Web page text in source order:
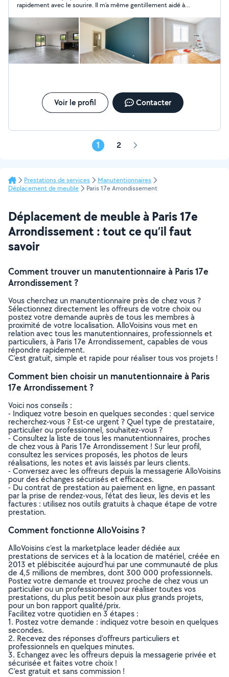
rapidement avec le sourire. Il m’a même gentillement aidé à
Voir le profil Contacter
1 2 Page
Prestations de services
Manutentionnaires
Déplacement de meuble
Paris 17e Arrondissement
Déplacement de meuble à Paris 17e
Arrondissement : tout ce qu’il faut
savoir
Comment trouver un manutentionnaire à Paris 17e
Arrondissement ?
Vous cherchez un manutentionnaire près de chez vous ?
Sélectionnez directement les offreurs de votre choix ou
postez votre demande auprès de tous les membres à
proximité de votre localisation. AlloVoisins vous met en
relation avec tous les manutentionnaires, professionnels et
particuliers, à Paris 17e Arrondissement, capables de vous
répondre rapidement.
C’est gratuit, simple et rapide pour réaliser tous vos projets !
Comment bien choisir un manutentionnaire à Paris
17e Arrondissement ?
Voici nos conseils :
- Indiquez votre besoin en quelques secondes : quel service
recherchez-vous ? Est-ce urgent ? Quel type de prestataire,
particulier ou professionnel, souhaitez-vous ?
- Consultez la liste de tous les manutentionnaires, proches
de chez vous à Paris 17e Arrondissement ! Sur leur profil,
consultez les services proposés, les photos de leurs
réalisations, les notes et avis laissés par leurs clients.
- Conversez avec les offreurs depuis la messagerie AlloVoisins
pour des échanges sécurisés et efficaces.
- Du contrat de prestation au paiement en ligne, en passant
par la prise de rendez-vous, l’état des lieux, les devis et les
factures : utilisez nos outils gratuits à chaque étape de votre
prestation.
Comment fonctionne AlloVoisins ?
AlloVoisins c’est la marketplace leader dédiée aux
prestations de services et à la location de matériel, créée en
2013 et plébiscitée aujourd’hui par une communauté de plus
de 4,5 millions de membres, dont 300 000 professionnels.
Postez votre demande et trouvez proche de chez vous un
particulier ou un professionnel pour réaliser toutes vos
prestations, du plus petit besoin aux plus grands projets,
pour un bon rapport qualité/prix.
Facilitez votre quotidien en 3 étapes :
1. Postez votre demande : indiquez votre besoin en quelques
secondes.
2. Recevez des réponses d’offreurs particuliers et
professionnels en quelques minutes.
3. Echangez avec les offreurs depuis la messagerie privée et
sécurisée et faites votre choix !
C’est gratuit et sans commission !